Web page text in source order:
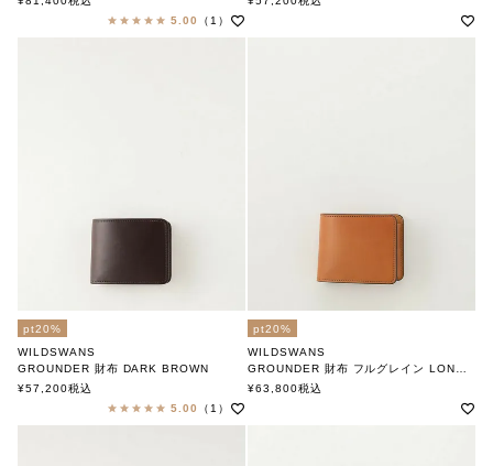
5.00
（1）
pt20%
WILDSWANS
GROUNDER 財布 DARK BROWN
ワイルドスワンズ
¥57,200税込
5.00
（1）
pt20%
WILDSWANS
GROUNDER 財布 フルグレイン LONDON
ワイルドスワンズ
¥63,800税込